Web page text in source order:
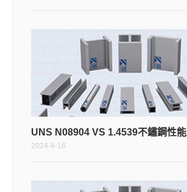
UNS N08904 VS 1.4539不鏽鋼性能
2024-8-16